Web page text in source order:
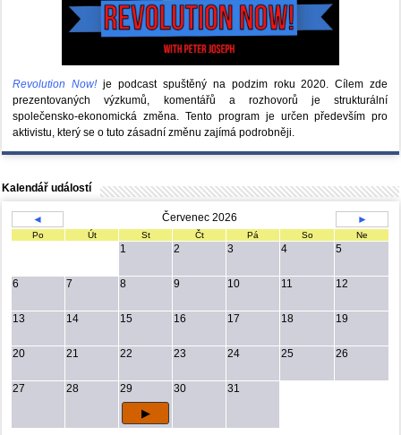
Revolution Now! je podcast spuštěný na podzim roku 2020.Cílem zde
prezentovaných výzkumů, komentářů a rozhovorů je strukturální
společensko-ekonomická změna. Tento program je určen především pro
aktivistu, který se o tuto zásadní změnu zajímá podrobněji.
Kalendář událostí
◄ Červenec 2026 ►
Po Út St Čt Pá So Ne
1 2 3 4 5
6 7 8 9 10 11 12
13 14 15 16 17 18 19
20 21 22 23 24 25 26
27 28 29 30 31